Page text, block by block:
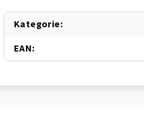
Kategorie:
EAN: